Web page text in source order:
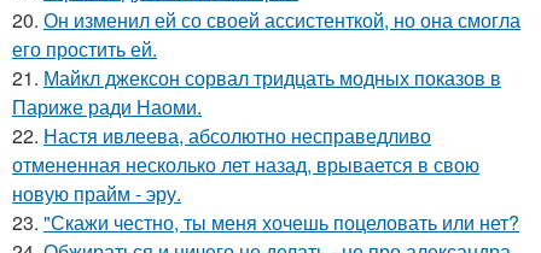
20. Он изменил ей со своей ассистенткой, но она смогла
его простить ей.
21. Майкл джексон сорвал тридцать модных показов в
Париже ради Наоми.
22. Настя ивлеева, абсолютно несправедливо
отмененная несколько лет назад, врывается в свою
новую прайм - эру.
23. "Скажи честно, ты меня хочешь поцеловать или нет?